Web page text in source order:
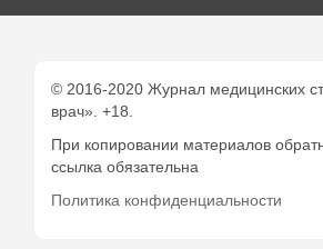
© 2016-2020 Журнал медицинских
врач». +18.
При копировании материалов
ссылка обязательна
Политика конфиденциальности